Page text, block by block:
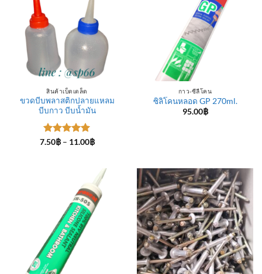
สินค้าเบ็ดเตล็ด
ขวดบีบพลาสติกปลายแหลม
บีบกาว บีบน้ำมัน
ให้คะแนน
7.50฿ – 11.00฿Price
11.00฿
กาว-ซีลีโคน
ซิลิโคนหลอด GP 270ml.
95.00฿